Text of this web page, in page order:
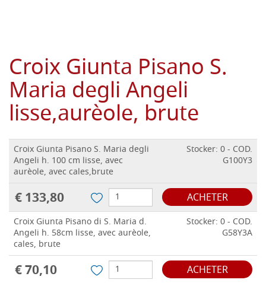
Croix Giunta Pisano S.
Maria degli Angeli
lisse,aurèole, brute
Croix Giunta Pisano S. Maria degli
Angeli h. 100 cm lisse, avec
aurèole, avec cales,brute
Stocker: 0 - COD.
G100Y3
€ 133,80 ACHETER
Croix Giunta Pisano di S. Maria d.
Angeli h. 58cm lisse, avec aurèole,
cales, brute
Stocker: 0 - COD.
G58Y3A
€ 70,10 ACHETER